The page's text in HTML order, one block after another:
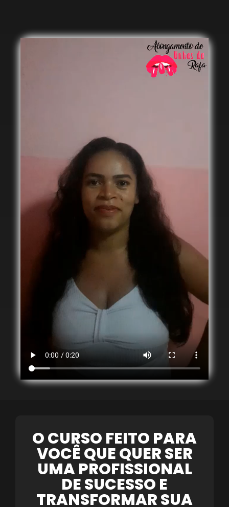
O CURSO FEITO PARA
VOCÊ QUE QUER SER
UMA PROFISSIONAL
DE SUCESSO E
TRANSFORMAR SUA